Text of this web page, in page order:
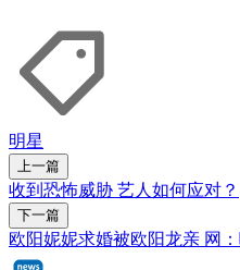
明星
上一篇
收到恐怖威胁 艺人如何应对？
下一篇
欧阳妮妮求婚被欧阳龙亲 网